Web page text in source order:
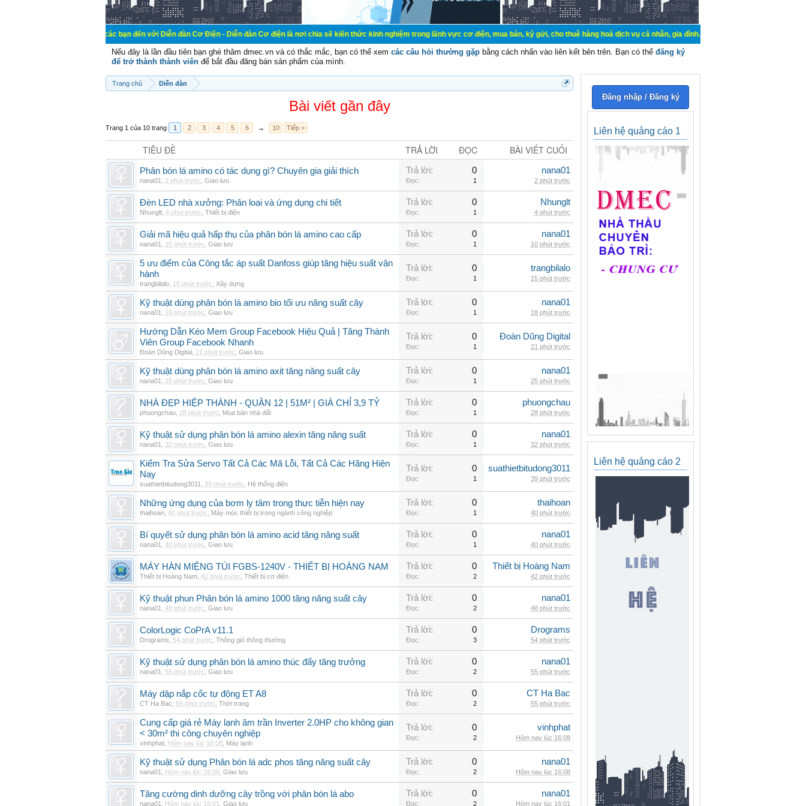
Chào mừng các bạn đến với Diễn đàn Cơ Điện - Diễn đàn Cơ điện là nơi chia sẽ kiến thức kinh nghiệm trong lãnh vực cơ điện, mua bán, ký gửi, cho thuê hàng hoá dịch vụ cá nhân, gia đình. Mua bán, ký gửi, cho thuê thiết bị
Nếu đây là lần đầu tiên bạn ghé thăm dmec.vn và có thắc mắc, bạn có thể xem các câu hỏi thường gặp bằng cách nhấn vào liên kết bên trên. Bạn có thể đăng ký
để trở thành thành viên để bắt đầu đăng bán sản phẩm của mình.
Trang chủ Diễn đàn
Bài viết gần đây
Trang 1 của 10 trang 1 2 3 4 5 6 → 10 Tiếp >
TIÊU ĐỀ TRẢ LỜI ĐỌC BÀI VIẾT CUỐI
Phân bón lá amino có tác dụng gì? Chuyên gia giải thích
nana01 2 phút trước Giao lưu
Trả lời: 0
Đọc: 1
nana01
2 phút trước
Đèn LED nhà xưởng: Phân loại và ứng dụng chi tiết
Nhunglt 4 phút trước Thiết bị điện
Trả lời: 0
Đọc: 1
Nhunglt
4 phút trước
Giải mã hiệu quả hấp thụ của phân bón lá amino cao cấp
nana01 10 phút trước Giao lưu
Trả lời: 0
Đọc: 1
nana01
10 phút trước
5 ưu điểm của Công tắc áp suất Danfoss giúp tăng hiệu suất vận
hành
trangbilalo 15 phút trước Xây dựng
Trả lời: 0
Đọc: 1
trangbilalo
15 phút trước
Kỹ thuật dùng phân bón lá amino bio tối ưu năng suất cây
nana01 18 phút trước Giao lưu
Trả lời: 0
Đọc: 1
nana01
18 phút trước
Hướng Dẫn Kéo Mem Group Facebook Hiệu Quả | Tăng Thành
Viên Group Facebook Nhanh
Đoàn Dũng Digital 21 phút trước Giao lưu
Trả lời: 0
Đọc: 1
Đoàn Dũng Digital
21 phút trước
Kỹ thuật dùng phân bón lá amino axit tăng năng suất cây
nana01 25 phút trước Giao lưu
Trả lời: 0
Đọc: 1
nana01
25 phút trước
NHÀ ĐẸP HIỆP THÀNH - QUẬN 12 | 51M² | GIÁ CHỈ 3,9 TỶ
phuongchau 28 phút trước Mua bán nhà đất
Trả lời: 0
Đọc: 1
phuongchau
28 phút trước
Kỹ thuật sử dụng phân bón lá amino alexin tăng năng suất
nana01 32 phút trước Giao lưu
Trả lời: 0
Đọc: 1
nana01
32 phút trước
Kiểm Tra Sửa Servo Tất Cả Các Mã Lỗi, Tất Cả Các Hãng Hiện
Nay
suathietbitudong3011 39 phút trước Hệ thống điện
Trả lời: 0
Đọc: 1
suathietbitudong3011
39 phút trước
Những ứng dụng của bơm ly tâm trong thực tiễn hiện nay
thaihoan 40 phút trước Máy móc thiết bị trong ngành công nghiệp
Trả lời: 0
Đọc: 1
thaihoan
40 phút trước
Bí quyết sử dụng phân bón lá amino acid tăng năng suất
nana01 40 phút trước Giao lưu
Trả lời: 0
Đọc: 1
nana01
40 phút trước
MÁY HÀN MIỆNG TÚI FGBS-1240V - THIẾT BỊ HOÀNG NAM
Thiết bị Hoàng Nam 42 phút trước Thiết bị cơ điện
Trả lời: 0
Đọc: 2
Thiết bị Hoàng Nam
42 phút trước
Kỹ thuật phun Phân bón lá amino 1000 tăng năng suất cây
nana01 48 phút trước Giao lưu
Trả lời: 0
Đọc: 2
nana01
48 phút trước
ColorLogic CoPrA v11.1
Drograms 54 phút trước Thông gió thông thường
Trả lời: 0
Đọc: 3
Drograms
54 phút trước
Kỹ thuật sử dụng phân bón lá amino thúc đẩy tăng trưởng
nana01 55 phút trước Giao lưu
Trả lời: 0
Đọc: 2
nana01
55 phút trước
Máy dập nắp cốc tự động ET A8
CT Ha Bac 55 phút trước Thời trang
Trả lời: 0
Đọc: 2
CT Ha Bac
55 phút trước
Cung cấp giá rẻ Máy lạnh âm trần Inverter 2.0HP cho không gian
< 30m² thi công chuyên nghiệp
vinhphat Hôm nay lúc 16:08 Máy lạnh
Trả lời: 0
Đọc: 2
vinhphat
Hôm nay lúc 16:08
Kỹ thuật sử dụng Phân bón lá adc phos tăng năng suất cây
nana01 Hôm nay lúc 16:08 Giao lưu
Trả lời: 0
Đọc: 2
nana01
Hôm nay lúc 16:08
Tăng cường dinh dưỡng cây trồng với phân bón lá abo
nana01 Hôm nay lúc 16:01 Giao lưu
Trả lời: 0
Đọc: 2
nana01
Hôm nay lúc 16:01
Đăng nhập / Đăng ký
Liên hệ quảng cáo 1
Liên hệ quảng cáo 2